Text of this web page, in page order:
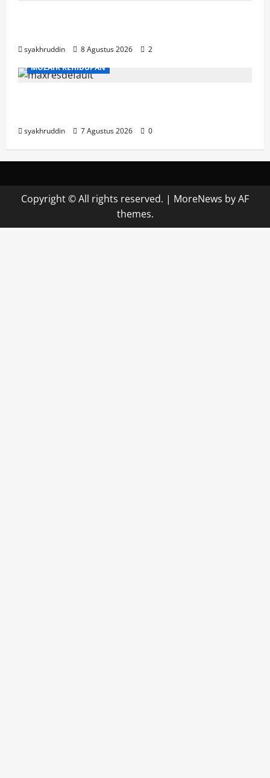
syakhruddin 8 Agustus 2026
2
MOZAIK KEHIDUPAN
syakhruddin 7 Agustus 2026 0
Copyright © All rights reserved. | MoreNews by AF
themes.